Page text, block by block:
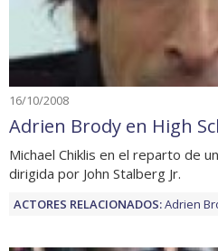
16/10/2008
Adrien Brody en High
Michael Chiklis en el reparto de
dirigida por John Stalberg Jr.
ACTORES RELACIONADOS:Adrien